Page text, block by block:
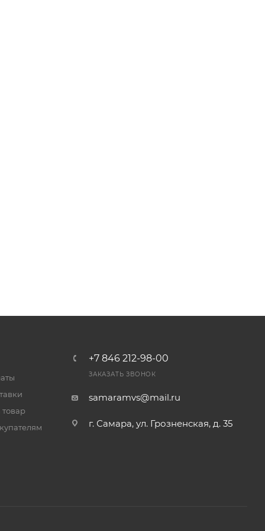
товар
+7 846 212-98-00
ЗАКАЗАТЬ ЗВОНОК
samaramvs@mail.ru
г. Самара, ул. Грозненская, д. 35